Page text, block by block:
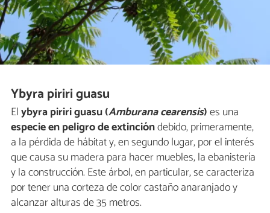
Ybyra piriri guasu
Elybyra piriri guasu (Amburana cearensis)es una
especie en peligro de extincióndebido, primeramente,
a la pérdida de hábitat y, en segundo lugar, por el interés
que causa su madera para hacer muebles, la ebanistería
y la construcción. Este árbol, en particular, se caracteriza
por tener una corteza de color castaño anaranjado y
alcanzar alturas de 35 metros.